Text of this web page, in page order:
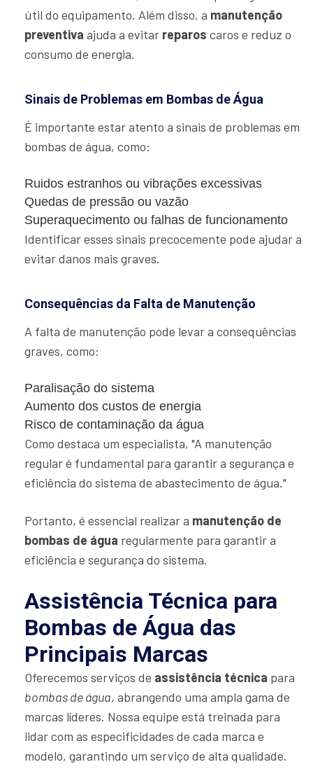
útil do equipamento. Além disso, a manutenção
preventiva ajuda a evitar reparos caros e reduz o
consumo de energia.
Sinais de Problemas em Bombas de Água
É importante estar atento a sinais de problemas em
bombas de água, como:
Ruidos estranhos ou vibrações excessivas
Quedas de pressão ou vazão
Superaquecimento ou falhas de funcionamento
Identificar esses sinais precocemente pode ajudar a
evitar danos mais graves.
Consequências da Falta de Manutenção
A falta de manutenção pode levar a consequências
graves, como:
Paralisação do sistema
Aumento dos custos de energia
Risco de contaminação da água
Como destaca um especialista, "A manutenção
regular é fundamental para garantir a segurança e
eficiência do sistema de abastecimento de água."
Portanto, é essencial realizar a manutenção de
bombas de água regularmente para garantir a
eficiência e segurança do sistema.
Assistência Técnica para
Bombas de Água das
Principais Marcas
Oferecemos serviços de assistência técnica para
bombas de água, abrangendo uma ampla gama de
marcas líderes. Nossa equipe está treinada para
lidar com as especificidades de cada marca e
modelo, garantindo um serviço de alta qualidade.